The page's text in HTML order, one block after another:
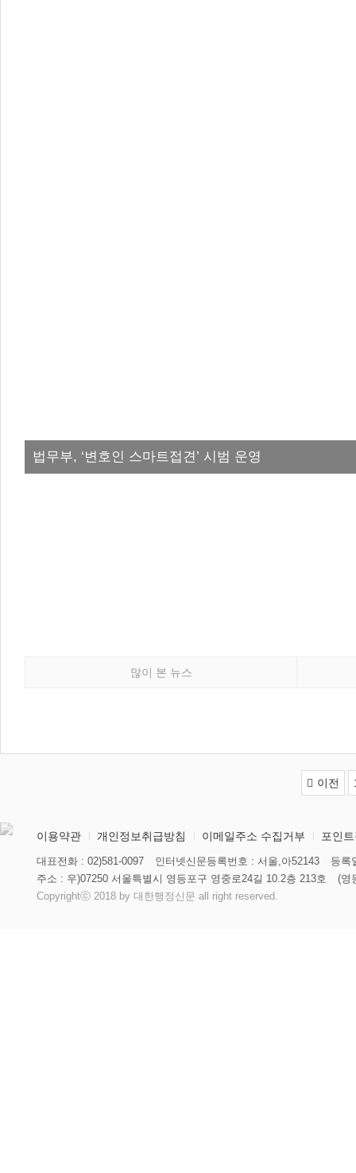
법무부, ‘변호인 스마트접견’ 시범 운영
많이 본 뉴스
이전
이용약관 개인정보취급방침 이메일주소 수집거부 포인
대표전화 : 02)581-0097 인터넷신문등록번호 : 서울,아52143
등록
주소 : 우)07250 서울특별시 영등포구 영중로24길 10.2층 213호
(영
Copyrightⓒ 2018 by 대한행정신문 all right reserved.